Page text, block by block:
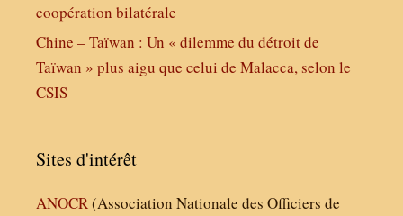
coopération bilatérale
Chine – Taïwan : Un « dilemme du détroit de
Taïwan » plus aigu que celui de Malacca, selon le
CSIS
Sites d'intérêt
ANOCR(Association Nationale des Officiers de